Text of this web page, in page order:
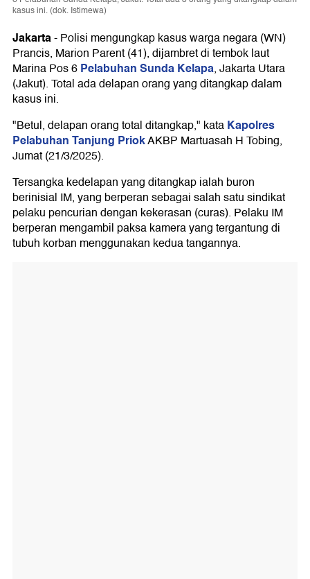
kasus ini. (dok. Istimewa)
Jakarta-Polisi mengungkap kasus warga negara (WN)
Prancis, Marion Parent (41), dijambret di tembok laut
Marina Pos 6Pelabuhan Sunda Kelapa, Jakarta Utara
(Jakut). Total ada delapan orang yang ditangkap dalam
kasus ini.
"Betul, delapan orang total ditangkap," kataKapolres
Pelabuhan Tanjung PriokAKBP Martuasah H Tobing,
Jumat (21/3/2025).
Tersangka kedelapan yang ditangkap ialah buron
berinisial IM, yang berperan sebagai salah satu sindikat
pelaku pencurian dengan kekerasan (curas). Pelaku IM
berperan mengambil paksa kamera yang tergantung di
tubuh korban menggunakan kedua tangannya.